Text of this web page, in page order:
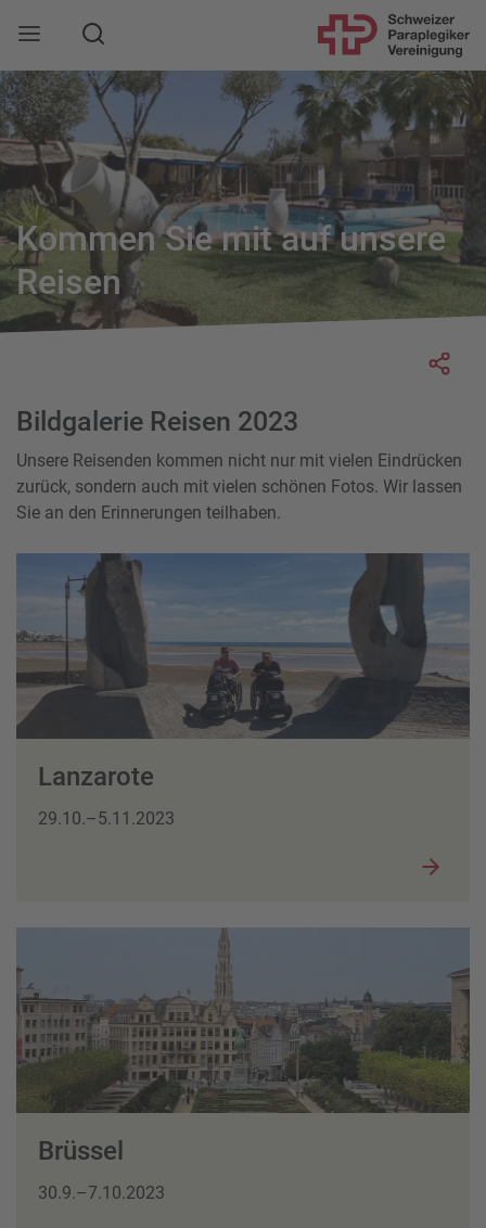
Mobile Navigation öffnen
Suche
Kommen Sie mit auf unsere
Reisen
Bildgalerie Reisen 2023
Unsere Reisenden kommen nicht nur mit vielen Eindrücken
zurück, sondern auch mit vielen schönen Fotos. Wir lassen
Sie an den Erinnerungen teilhaben.
Lanzarote
29.10.–5.11.2023
Brüssel
30.9.–7.10.2023